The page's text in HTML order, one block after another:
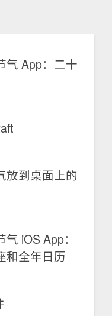
气 App：二十
放到桌面上的
iOS App：
和全年日历